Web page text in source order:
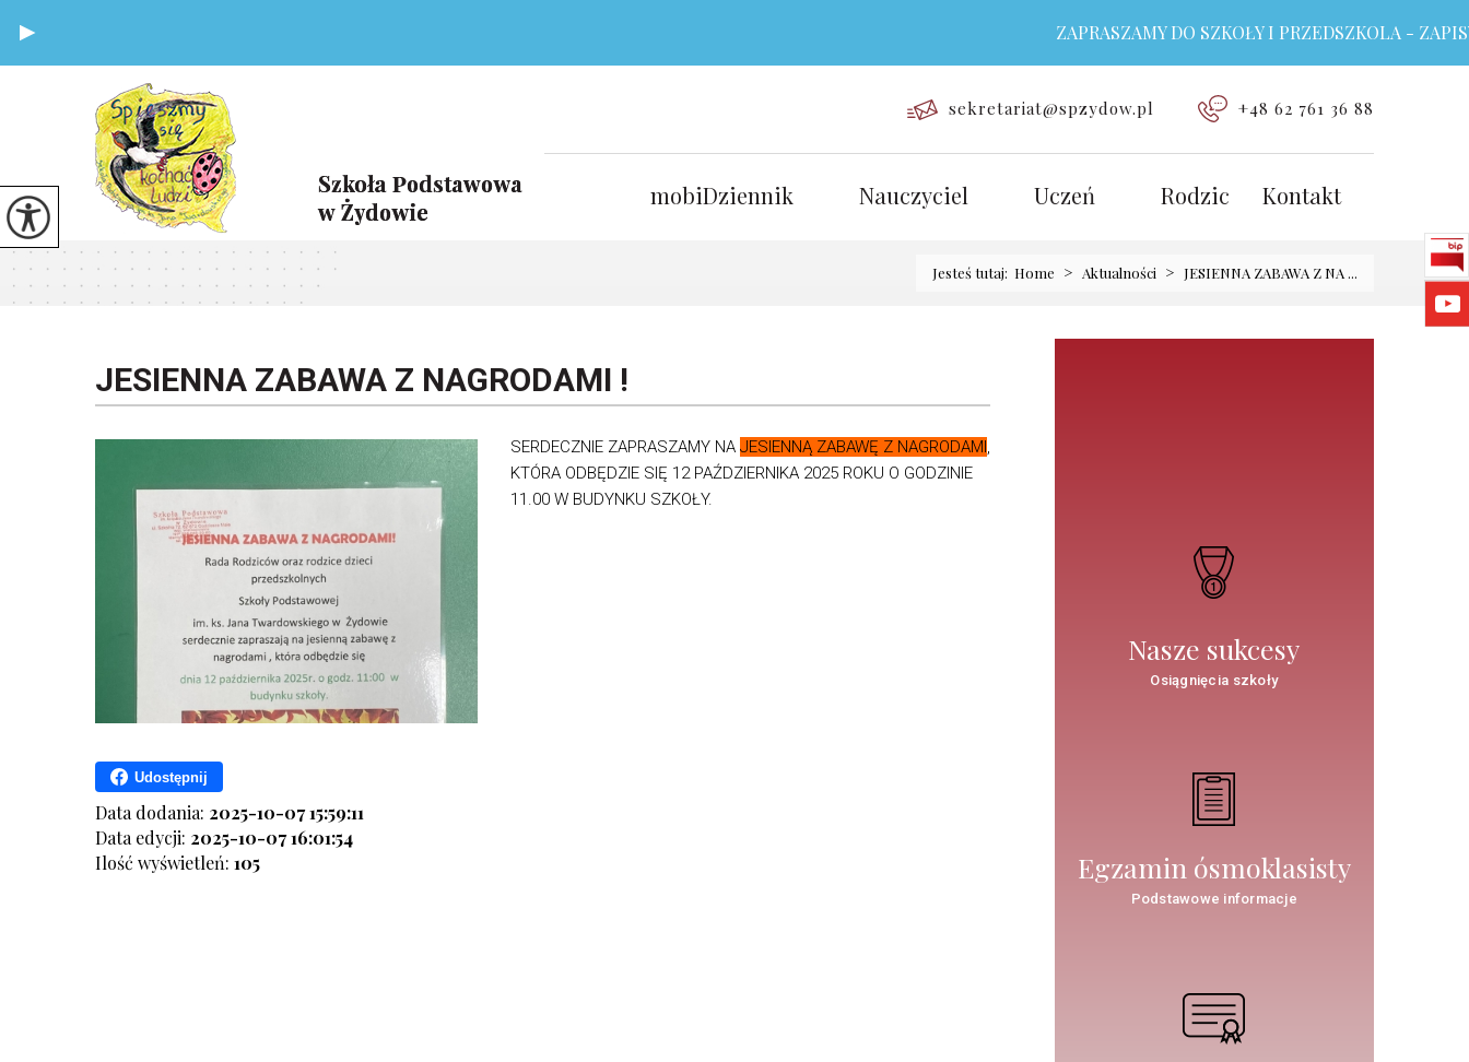
ZAPRASZAMY DO SZKOŁY I PRZEDSZKOLA - ZAPISY
sekretariat@spzydow.pl +48 62 761 36 88
mobiDziennik Nauczyciel Uczeń Rodzic Kontakt
Jesteś tutaj: Home > Aktualności > JESIENNA ZABAWA Z NA ...
JESIENNA ZABAWA Z NAGRODAMI !
SERDECZNIE ZAPRASZAMY NA JESIENNĄ ZABAWĘ Z NAGRODAMI,
KTÓRA ODBĘDZIE SIĘ 12 PAŹDZIERNIKA 2025 ROKU O GODZINIE
11.00 W BUDYNKU SZKOŁY.
Udostępnij
Data dodania: 2025-10-07 15:59:11
Data edycji: 2025-10-07 16:01:54
Ilość wyświetleń: 105
Nasze sukcesy
Osiągnięcia szkoły
Egzamin ósmoklasisty
Podstawowe informacje